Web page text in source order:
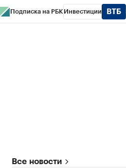
Подписка на РБК Инвестиции
Все новости